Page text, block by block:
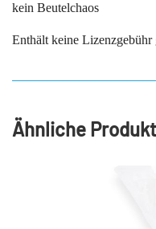
kein Beutelchaos
Enthält keine Lizenzgebühr
Ähnliche